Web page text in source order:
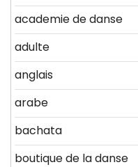
academie de danse
adulte
anglais
arabe
bachata
boutique de la danse